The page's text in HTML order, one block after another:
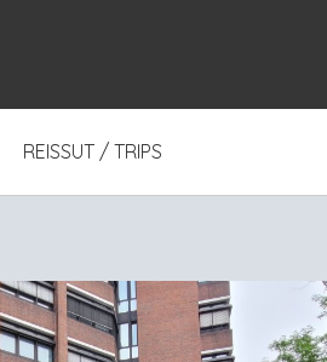
REISSUT / TRIPS